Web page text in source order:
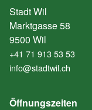
Stadt Wil
Marktgasse 58
9500 Wil
+41 71 913 53 53
info@stadtwil.ch
Öffnungszeiten